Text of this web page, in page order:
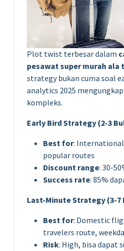
Plot twist terbesar dalam
pesawat super murah ala
strategy bukan cuma soal
analytics 2025
kompleks.
Early Bird Strategy (2-3
Best for:
popular routes
Discount range: 30-
Success rate: 85%
Last-Minute Strategy (3-7
Best for: Domestic
travelers route,
Risk: High, bisa dapat